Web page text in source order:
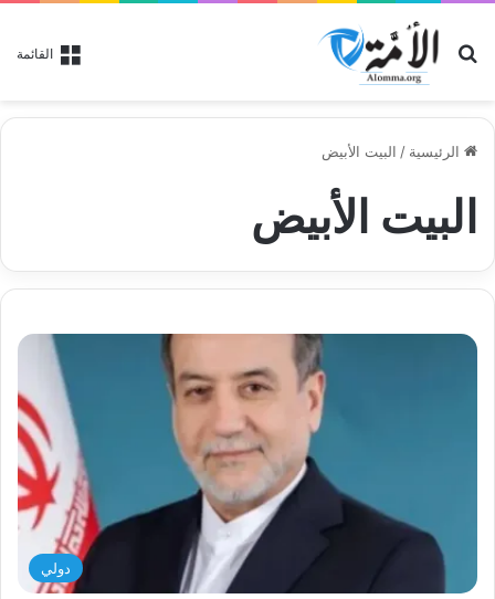
القائمة بحث عن
الرئيسية / البيت الأبيض
البيت الأبيض
دولي